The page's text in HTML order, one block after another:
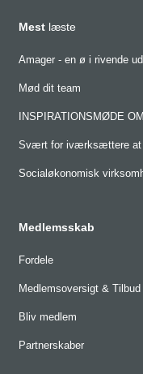
Mest læste
Amager - en ø i rivende
Mød dit team
INSPIRATIONSMØDE
Svært for iværksættere at
Socialøkonomisk
Medlemsskab
Fordele
Medlemsoversigt & Tilbud
Bliv medlem
Partnerskaber